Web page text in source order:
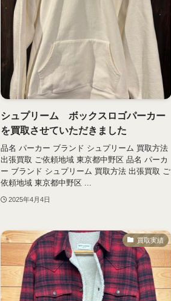
シュプリーム ボックスロゴパーカー
を買取させていただきました
品名 パーカー ブランド シュプリーム 買取方法
出張買取 ご依頼地域 東京都中野区 品名 パーカ
ー ブランド シュプリーム 買取方法 出張買取 ご
依頼地域 東京都中野区 ...
2025年4月4日
買取実績